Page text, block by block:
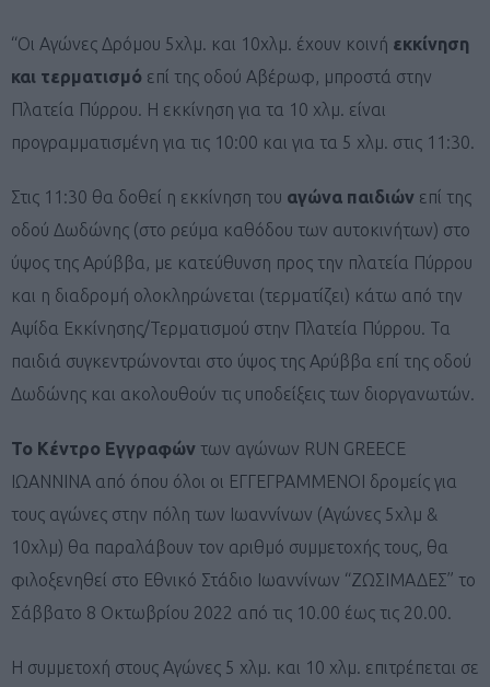
“Οι Αγώνες Δρόμου 5χλμ. και 10χλμ. έχουν κοινή εκκίνηση
και τερματισμό επί της οδού Αβέρωφ, μπροστά στην
Πλατεία Πύρρου. Η εκκίνηση για τα 10 χλμ. είναι
προγραμματισμένη για τις 10:00 και για τα 5 χλμ. στις 11:30.
Στις 11:30 θα δοθεί η εκκίνηση του αγώνα παιδιών επί της
οδού Δωδώνης (στο ρεύμα καθόδου των αυτοκινήτων) στο
ύψος της Aρύββα, με κατεύθυνση προς την πλατεία Πύρρου
και η διαδρομή ολοκληρώνεται (τερματίζει) κάτω από την
Αψίδα Εκκίνησης/Τερματισμού στην Πλατεία Πύρρου. Τα
παιδιά συγκεντρώνονται στο ύψος της Aρύββα επί της οδού
Δωδώνης και ακολουθούν τις υποδείξεις των διοργανωτών.
Το Κέντρο Εγγραφών των αγώνων RUN GREECE
IΩΑΝΝΙΝΑ από όπου όλοι οι ΕΓΓΕΓΡΑΜΜΕΝΟΙ δρομείς για
τους αγώνες στην πόλη των Ιωαννίνων (Αγώνες 5χλμ &
10χλμ) θα παραλάβουν τον αριθμό συμμετοχής τους, θα
φιλοξενηθεί στο Εθνικό Στάδιο Ιωαννίνων “ΖΩΣΙΜΑΔΕΣ” το
Σάββατο 8 Οκτωβρίου 2022 από τις 10.00 έως τις 20.00.
Η συμμετοχή στους Αγώνες 5 χλμ. και 10 χλμ. επιτρέπεται σε